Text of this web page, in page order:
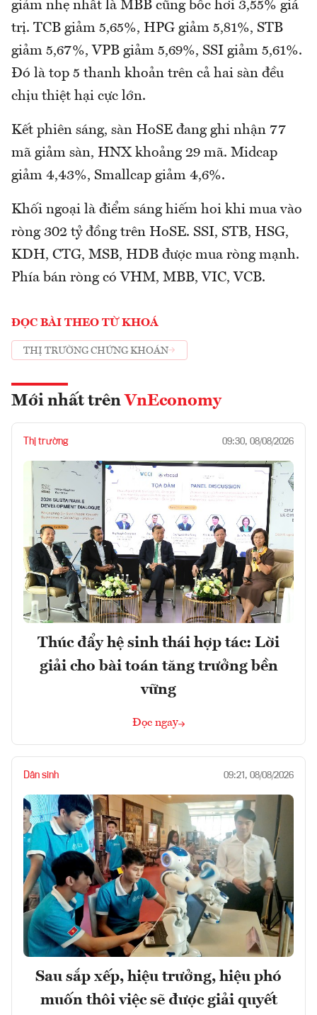
giảm nhẹ nhất là MBB cũng bốc hơi 3,55% giá
trị. TCB giảm 5,65%, HPG giảm 5,81%, STB
giảm 5,67%, VPB giảm 5,69%, SSI giảm 5,61%.
Đó là top 5 thanh khoản trên cả hai sàn đều
chịu thiệt hại cực lớn.
Kết phiên sáng, sàn HoSE đang ghi nhận 77
mã giảm sàn, HNX khoảng 29 mã. Midcap
giảm 4,43%, Smallcap giảm 4,6%.
Khối ngoại là điểm sáng hiếm hoi khi mua vào
ròng 302 tỷ đồng trên HoSE. SSI, STB, HSG,
KDH, CTG, MSB, HDB được mua ròng mạnh.
Phía bán ròng có VHM, MBB, VIC, VCB.
ĐỌC BÀI THEO TỪ KHOÁ
THỊ TRƯỜNG CHỨNG KHOÁN
Mới nhất trên VnEconomy
Thị trường 09:30, 08/08/2026
Thúc đẩy hệ sinh thái hợp tác: Lời
giải cho bài toán tăng trưởng bền
vững
Đọc ngay
Dân sinh 09:21, 08/08/2026
Sau sắp xếp, hiệu trưởng, hiệu phó
muốn thôi việc sẽ được giải quyết